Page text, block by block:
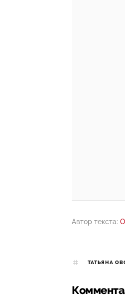
Автор текста:
ТАТЬЯНА